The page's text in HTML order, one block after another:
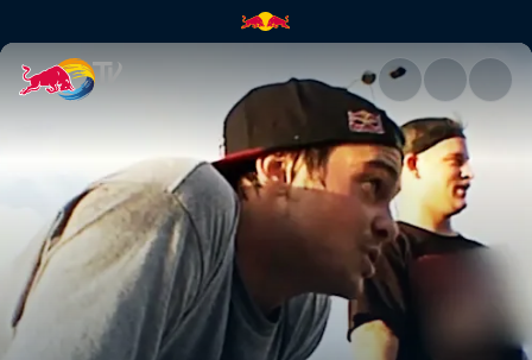
Staffelrückblick | Red Bull TV